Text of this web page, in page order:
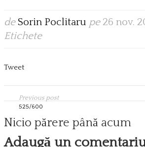
de Sorin Poclitaru pe 26 nov.
Etichete
Tweet
Previous post
525/600
Nicio părere până acum
Adaugă un